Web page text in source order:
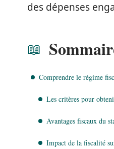
des dépenses
Comprendre le régime
Les critères pour
Avantages fiscaux du
Impact de la fiscalité